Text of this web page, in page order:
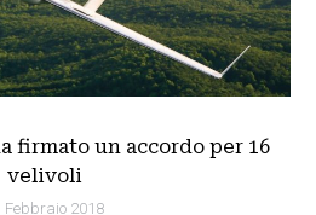
firmato un accordo per 16
velivoli
Febbraio 2018